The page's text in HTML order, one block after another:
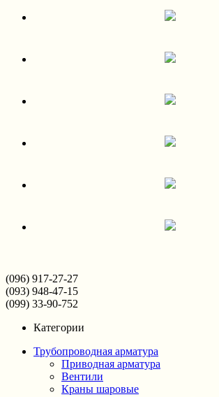
(096) 917-27-27
(093) 948-47-15
(099) 33-90-752
Категории
Трубопроводная арматура
Приводная арматура
Вентили
Краны шаровые